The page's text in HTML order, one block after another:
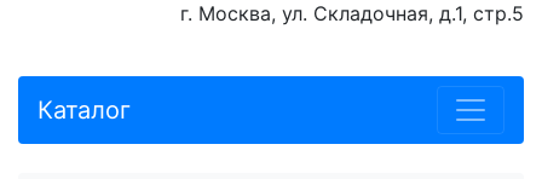
г. Москва, ул. Складочная, д.1, стр.5
Каталог